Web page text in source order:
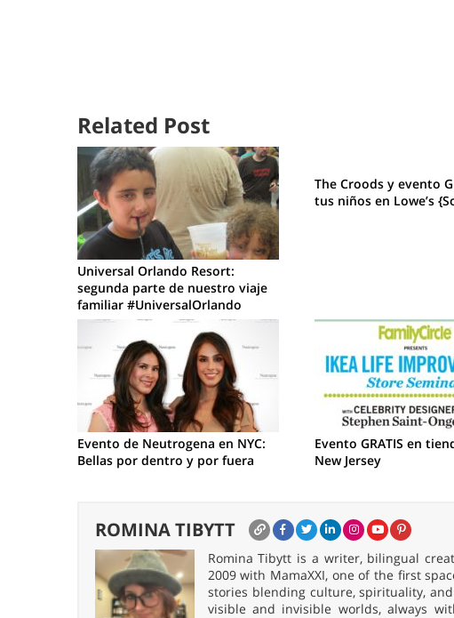
Related Post
Universal Orlando Resort:
segunda parte de nuestro viaje
familiar #UniversalOrlando
The Croods y evento
tus niños en Lowe’s
Evento de Neutrogena en NYC:
Bellas por dentro y por fuera
Evento GRATIS en
New Jersey
ROMINA TIBYTT
Romina Tibytt is a writer, bilingual
2009 with MamaXXI, one of the first
stories blending culture, spirituality,
visible and invisible worlds, always